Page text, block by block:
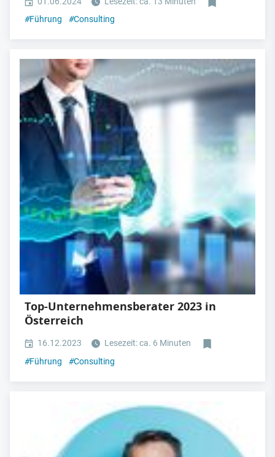
#Führung #Consulting
Top-Unternehmensberater 2023 in
Österreich
16.12.2023
Lesezeit: ca. 6 Minuten
#Führung #Consulting